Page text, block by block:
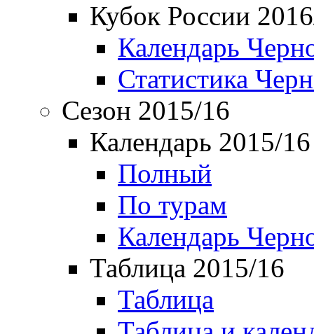
Кубок России
Календарь
Статистика
Сезон 2015/16
Календарь 2015/16
Полный
По турам
Календарь
Таблица 2015/16
Таблица